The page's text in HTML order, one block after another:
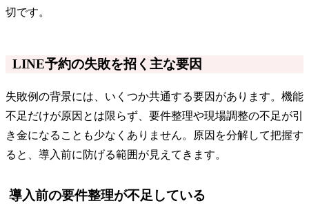
切です。
LINE予約の失敗を招く主な要因
失敗例の背景には、いくつか共通する要因があります。機能
不足だけが原因とは限らず、要件整理や現場調整の不足が引
き金になることも少なくありません。原因を分解して把握す
ると、導入前に防げる範囲が見えてきます。
導入前の要件整理が不足している